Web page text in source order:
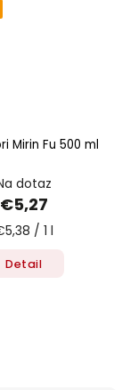
Mirin Fu 500 ml
dotaz
€5,27
/ 1 l
Detail